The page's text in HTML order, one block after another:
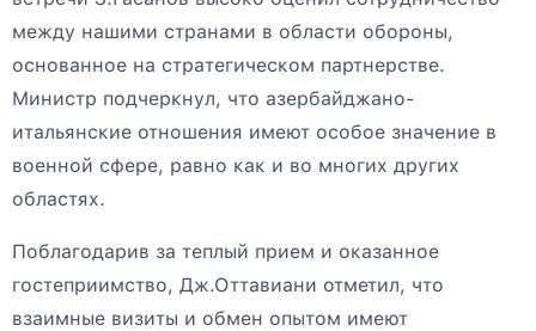
между нашими странами в области обороны,
основанное на стратегическом партнерстве.
Министр подчеркнул, что азербайджано-
итальянские отношения имеют особое значение в
военной сфере, равно как и во многих других
областях.
Поблагодарив за теплый прием и оказанное
гостеприимство, Дж.Оттавиани отметил, что
взаимные визиты и обмен опытом имеют